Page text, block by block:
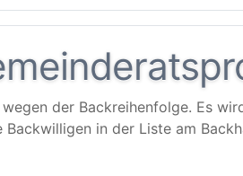
der Backreihenfolge. Es
in der Liste am